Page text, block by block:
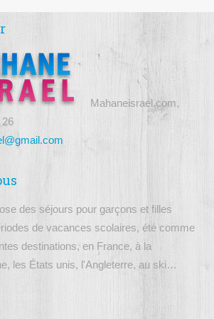
Mahaneisrael.com,
26
des séjours pour garçons et filles
de vacances scolaires, été comme
destinations, en France, à la
les États unis, l'Angleterre, au ski…